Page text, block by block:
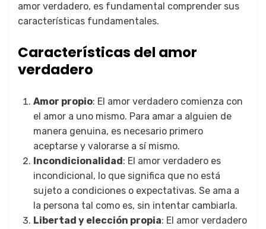
amor verdadero, es fundamental comprender sus
características fundamentales.
Características del amor
verdadero
Amor propio: El amor verdadero comienza con
el amor a uno mismo. Para amar a alguien de
manera genuina, es necesario primero
aceptarse y valorarse a sí mismo.
Incondicionalidad : El amor verdadero es
incondicional, lo que significa que no está
sujeto a condiciones o expectativas. Se ama a
la persona tal como es, sin intentar cambiarla.
Libertad y elección propia: El amor verdadero